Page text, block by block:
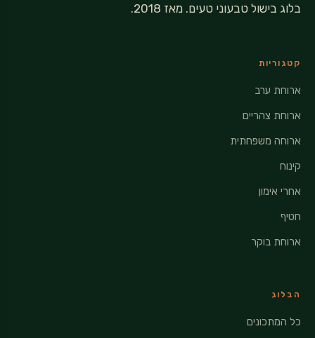
בלוג בישול טבעוני טעים. מאז 2018.
קטגוריות
ארוחת ערב
ארוחת צהריים
ארוחה משפחתית
קינוח
אחרי אימון
חטיף
ארוחת בוקר
הבלוג
כל המתכונים